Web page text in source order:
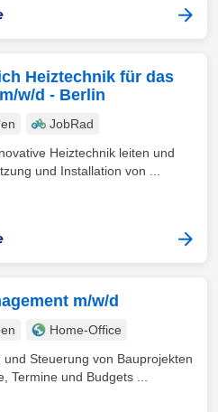
Heiztechnik für das
w/d - Berlin
JobRad
Heiztechnik leiten und
und Installation von ...
m/w/d
Home-Office
Steuerung von Bauprojekten
Termine und Budgets ...